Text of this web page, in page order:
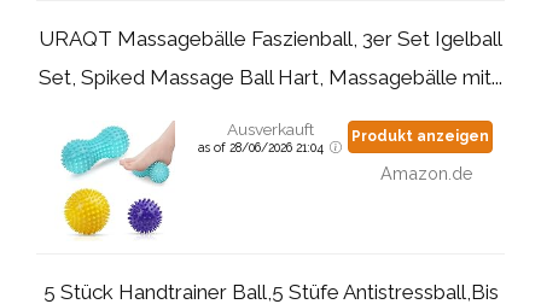
URAQT Massagebälle Faszienball, 3er Set Igelball
Set, Spiked Massage Ball Hart, Massagebälle mit...
Ausverkauft
as of 28/06/2026 21:04
Produkt anzeigen
Amazon.de
5 Stück Handtrainer Ball,5 Stüfe Antistressball,Bis